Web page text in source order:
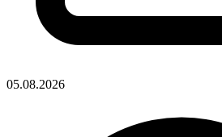
05.08.2026